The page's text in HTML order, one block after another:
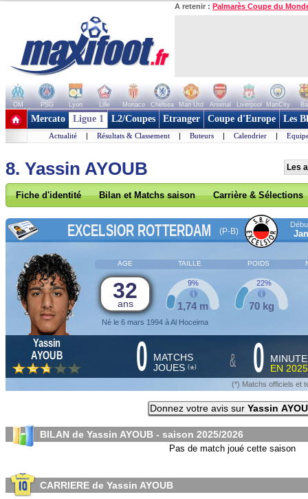
A retenir : Palmarès Coupe du
OM PSG Lyon Lille Monaco Chelsea Man Utd Arsenal Liverpool ManCity
+ de clubs
Mercato Ligue 1 L2/Coupes Etranger Coupe d'Europe Les
Actualité | Résultats & Classement | Buteurs | Calendrier |
8. Yassin AYOUB Les
Fiche d'identité Bilan et Matchs saison Carrière & Sélections
EXCELSIOR ROTTERDAM (P-B)
AGE TAILLE POIDS
32
ans
Né le 6 mars 1994 à Al Hoceima
1,74 m
9%
70 kg
22%
Yassin
AYOUB
0 MATCHS
JOUES (*) & 0
EN
(*) Matchs officiels et
Donnez votre avis sur Yassin
BILAN de Yassin AYOUB - saison 2025/2026
Pas de match joué cette saison
CARRIERE de Yassin AYOUB